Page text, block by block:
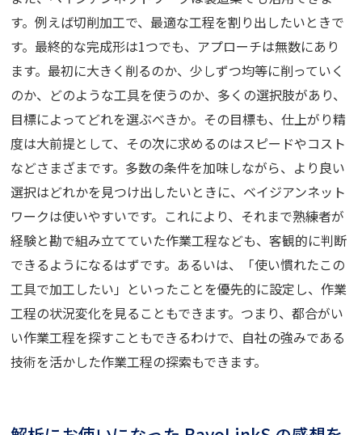
す。例えば切削加工で、最適な工程を割り出したいときで
す。最終的な完成形は1つでも、アプローチは無数にあり
ます。最初に大きく削るのか、少しずつ均等に削っていく
のか、どのような工具を使うのか、多くの選択肢があり、
目標によってどれを選ぶべきか。その目標も、仕上がり精
度は大前提として、その次に求めるのはスピードやコスト
などさまざまです。多数の条件を加味しながら、より良い
選択はどれかを見つけ出したいときに、ベイジアンネット
ワークは使いやすいです。これにより、それまで熟練者が
経験と勘で組み立てていた作業工程なども、客観的に判断
できるようになるはずです。あるいは、「使い慣れたこの
工具で加工したい」といったことを優先的に設定し、作業
工程の状況変化を見ることもできます。つまり、都合がい
い作業工程を探すこともできるわけで、自社の強みである
技術を活かした作業工程の探索もできます。